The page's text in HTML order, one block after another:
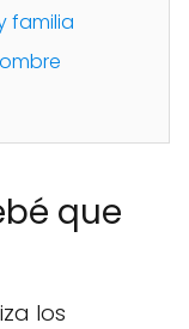
familia
que
los